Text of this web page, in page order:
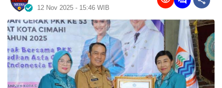
12 Nov 2025 - 15:46 WIB